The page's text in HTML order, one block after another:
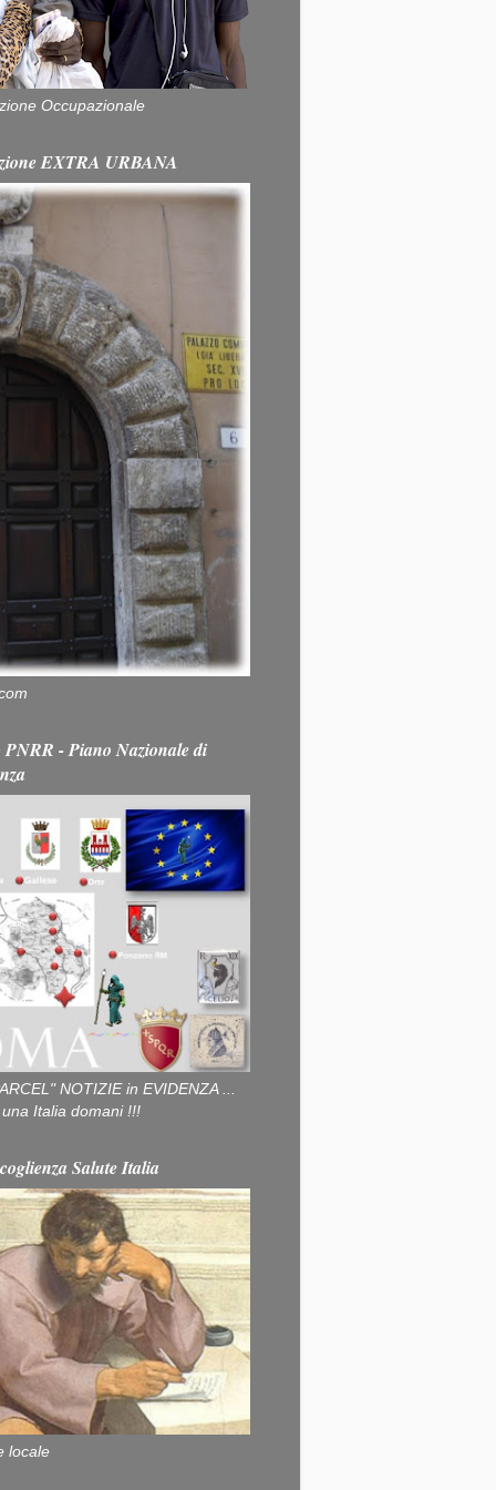
Occupazionale
EXTRA URBANA
- Piano Nazionale di
NOTIZIE in EVIDENZA ...
Italia domani !!!
Salute Italia
locale